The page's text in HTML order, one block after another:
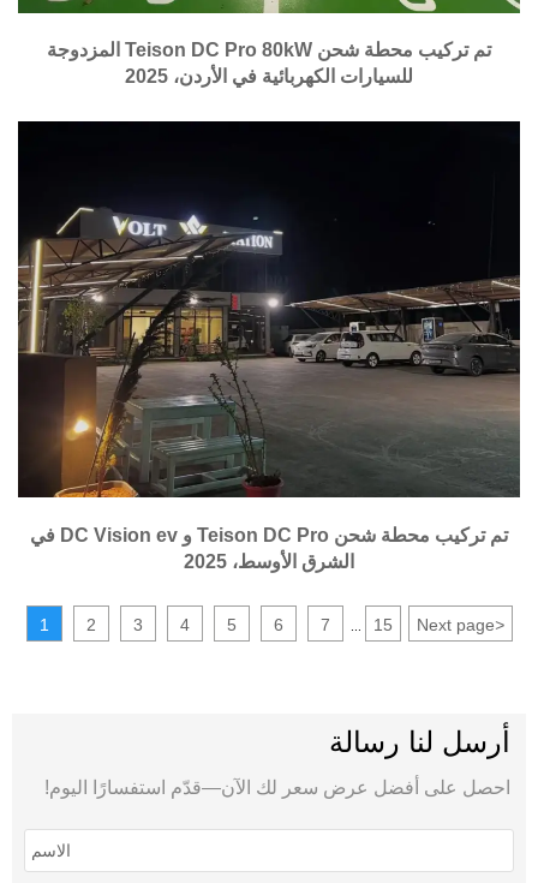
تم تركيب محطة شحن Teison DC Pro 80kW المزدوجة
للسيارات الكهربائية في الأردن، 2025
تم تركيب محطة شحن Teison DC Pro و DC Vision ev في
الشرق الأوسط، 2025
1 2 3 4 5 6 7 15 Next page>
أرسل لنا رسالة
احصل على أفضل عرض سعر لك الآن—قدّم استفسارًا اليوم!